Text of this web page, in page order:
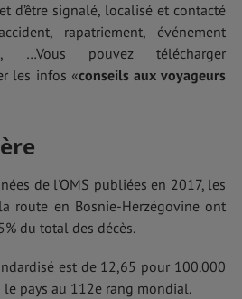
d’être signalé, localisé et contacté
rapatriement, événement
…Vous pouvez télécharger
les infos «conseils aux voyageurs
de l'OMS publiées en 2017, les
route en Bosnie-Herzégovine ont
du total des décès.
est de 12,65 pour 100.000
pays au 112e rang mondial.